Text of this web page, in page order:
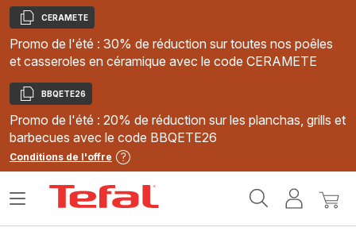
Copier
CERAMETE
Promo de l'été : 30% de réduction sur toutes nos poêles
et casseroles en céramique avec le code CERAMETE
Copier
BBQETE26
Promo de l'été : 20% de réduction sur les planchas, grills et
barbecues avec le code BBQETE26
Conditions de l'offre
MonMon
Ouvrir